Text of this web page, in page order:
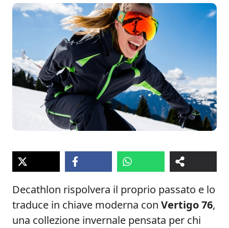
Decathlon rispolvera il proprio passato e lo
traduce in chiave moderna con Vertigo 76,
una collezione invernale pensata per chi